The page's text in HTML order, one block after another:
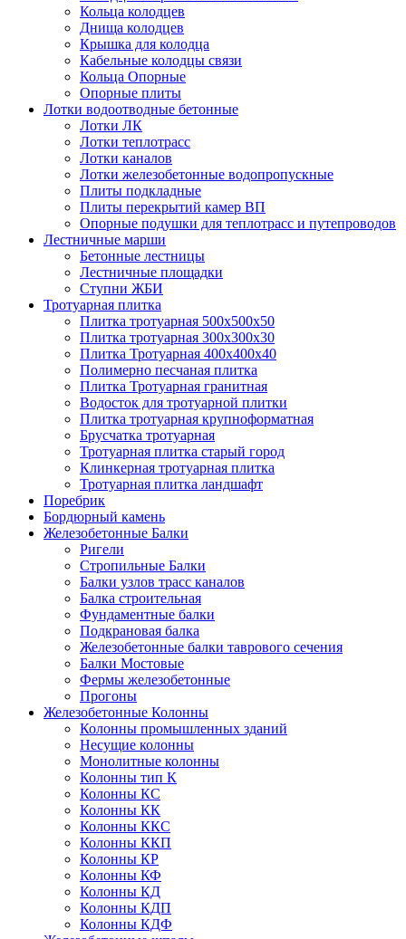
Кольца колодцев
Днища колодцев
Крышка для колодца
Кабельные колодцы связи
Кольца Опорные
Опорные плиты
Лотки водоотводные бетонные
Лотки ЛК
Лотки теплотрасс
Лотки каналов
Лотки железобетонные водопропускные
Плиты подкладные
Плиты перекрытий камер ВП
Опорные подушки для теплотрасс и путепроводов
Лестничные марши
Бетонные лестницы
Лестничные площадки
Ступни ЖБИ
Тротуарная плитка
Плитка тротуарная 500х500х50
Плитка тротуарная 300х300х30
Плитка Тротуарная 400x400x40
Полимерно песчаная плитка
Плитка Тротуарная гранитная
Водосток для тротуарной плитки
Плитка тротуарная крупноформатная
Брусчатка тротуарная
Тротуарная плитка старый город
Клинкерная тротуарная плитка
Тротуарная плитка ландшафт
Поребрик
Бордюрный камень
Железобетонные Балки
Ригели
Стропильные Балки
Балки узлов трасс каналов
Балка строительная
Фундаментные балки
Подкрановая балка
Железобетонные балки таврового сечения
Балки Мостовые
Фермы железобетонные
Прогоны
Железобетонные Колонны
Колонны промышленных зданий
Несущие колонны
Монолитные колонны
Колонны тип К
Колонны КС
Колонны КК
Колонны ККС
Колонны ККП
Колонны КР
Колонны КФ
Колонны КД
Колонны КДП
Колонны КДФ